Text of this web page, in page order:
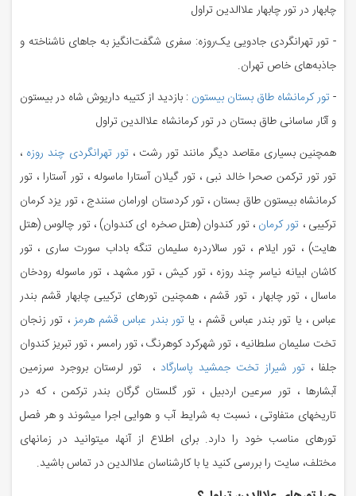
چابهار در تور چابهار علاالدین تراول
- تور تهرانگردی جادویی یک‌روزه: سفری شگفت‌انگیز به جاهای ناشناخته و
جاذبه‌های خاص تهران.
-تور کرمانشاه طاق بستان بیستون : بازدید از کتیبه داریوش شاه در بیستون
و آثار ساسانی طاق بستان در تور کرمانشاه علاالدین تراول
همچنین بسیاری مقاصد دیگر مانند تور رشت ،تور تهرانگردی چند روزه ،
تور تور ترکمن صحرا خالد نبی ، تور گیلان آستارا ماسوله ، تور آستارا ، تور
کرمانشاه بیستون طاق بستان ، تور کردستان اورامان سنندج ، تور یزد کرمان
ترکیبی ، تور کرمان ، تور کندوان (هتل صخره ای کندوان) ، تور چالوس (هتل
هایت) ، تور ایلام ، تور سالاردره سلیمان تنگه باداب سورت ساری ، تور
کاشان ابیانه نیاسر چند روزه ، تور کیش ، تور مشهد ، تور ماسوله رودخان
ماسال ، تور چابهار ، تور قشم ، همچنین تورهای ترکیبی چابهار قشم بندر
عباس ، یا تور بندر عباس قشم ، یاتور بندر عباس قشم هرمز ، تور زنجان
تخت سلیمان سلطانیه ، تور شهرکرد کوهرنگ ، تور رامسر ، تور تبریز کندوان
جلفا ، تور شیراز تخت جمشید پاسارگاد ، تور لرستان بروجرد سرزمین
آبشارها ، تور سرعین اردبیل ، تور گلستان گرگان بندر ترکمن ، که در
تاریخهای متفاوتی ، نسبت به شرایط آب و هوایی اجرا میشوند و هر فصل
تورهای مناسب خود را دارد. برای اطلاع از آنها، میتوانید در زمانهای
مختلف، سایت را بررسی کنید یا با کارشناسان علاالدین در تماس باشید.